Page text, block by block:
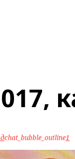
chat_bubble_outline1